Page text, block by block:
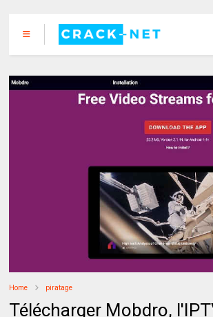
Home piratage
Télécharger Mobdro,